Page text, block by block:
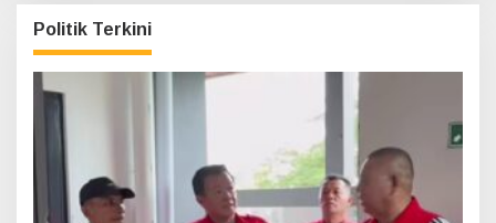
Politik Terkini